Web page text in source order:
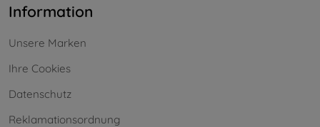
Information
Unsere Marken
Ihre Cookies
Datenschutz
Reklamationsordnung